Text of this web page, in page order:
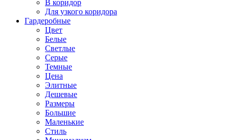
В коридор
Для узкого коридора
Гардеробные
Цвет
Белые
Светлые
Серые
Темные
Цена
Элитные
Дешевые
Размеры
Большие
Маленькие
Стиль